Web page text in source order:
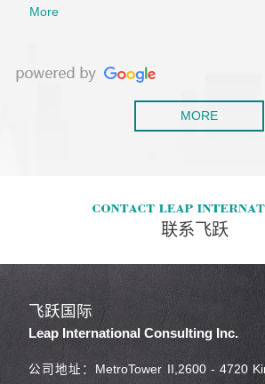
肯定会拒签的工签，一次就获批了。后来
More
MORE
联系飞跃
飞跃国际
Leap International Consulting Inc.
公司地址：MetroTower II,2600 - 4720